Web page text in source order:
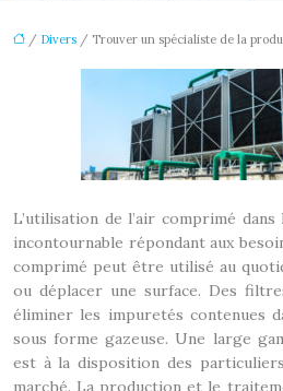
/ Divers / Trouver un spécialiste de la
L’utilisation de l’air comprimé
incontournable répondant aux
comprimé peut être utilisé au
ou déplacer une surface. Des
éliminer les impuretés contenues
sous forme gazeuse. Une large
est à la disposition des
marché. La production et le